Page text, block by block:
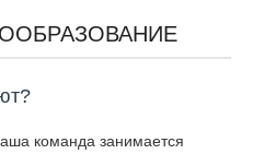
команда занимается